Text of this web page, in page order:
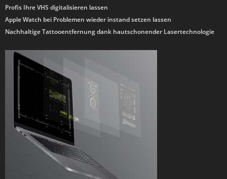
Profis Ihre VHS digitalisieren lassen
Apple Watch bei Problemen wieder instand setzen lassen
Nachhaltige Tattooentfernung dank hautschonender Lasertechnologie